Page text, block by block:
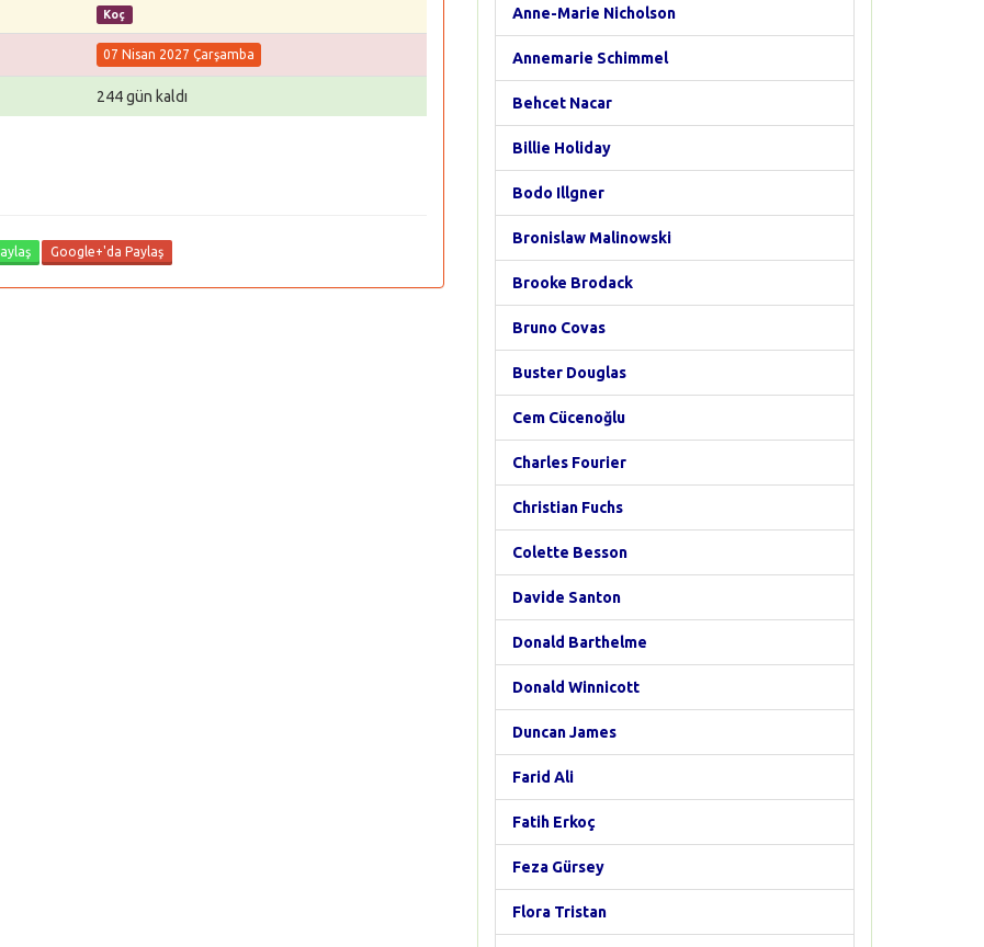
Koç
07 Nisan 2027 Çarşamba
244 gün kaldı
Google+'da Paylaş
Anne-Marie Nicholson
Annemarie Schimmel
Behcet Nacar
Billie Holiday
Bodo Illgner
Bronislaw Malinowski
Brooke Brodack
Bruno Covas
Buster Douglas
Cem Cücenoğlu
Charles Fourier
Christian Fuchs
Colette Besson
Davide Santon
Donald Barthelme
Donald Winnicott
Duncan James
Farid Ali
Fatih Erkoç
Feza Gürsey
Flora Tristan